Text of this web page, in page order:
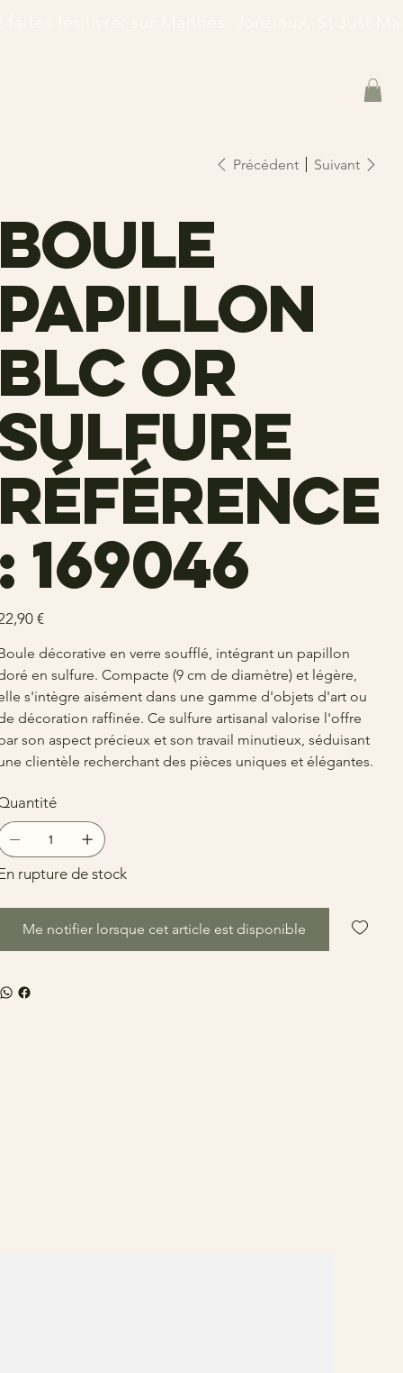
Précédent Suivant
or
169046
€
décorative en verre soufflé, intégrant un papillon
en sulfure. Compacte (9 cm de diamètre) et légère,
s'intègre aisément dans une gamme d'objets d'art ou
décoration raffinée. Ce sulfure artisanal valorise l'offre
son aspect précieux et son travail minutieux, séduisant
clientèle recherchant des pièces uniques et élégantes.
rupture de stock
Me notifier lorsque cet article est disponible